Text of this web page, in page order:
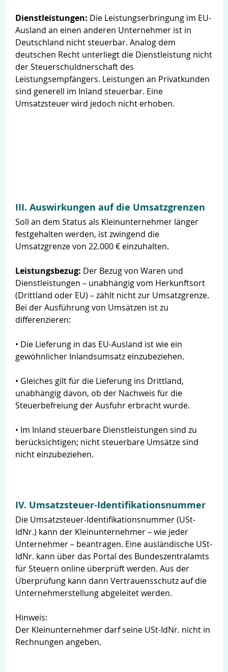
Dienstleistungen: Die Leistungserbringung im EU-
Ausland an einen anderen Unternehmer ist in
Deutschland nicht steuerbar. Analog dem
deutschen Recht unterliegt die Dienstleistung nicht
der Steuerschuldnerschaft des
Leistungsempfängers. Leistungen an Privatkunden
sind generell im Inland steuerbar. Eine
Umsatzsteuer wird jedoch nicht erhoben.
III. Auswirkungen auf die Umsatzgrenzen
Soll an dem Status als Kleinunternehmer länger
festgehalten werden, ist zwingend die
Umsatzgrenze von 22.000 € einzuhalten.
Leistungsbezug: Der Bezug von Waren und
Dienstleistungen – unabhängig vom Herkunftsort
(Drittland oder EU) – zählt nicht zur Umsatzgrenze.
Bei der Ausführung von Umsätzen ist zu
differenzieren:
• Die Lieferung in das EU-Ausland ist wie ein
gewöhnlicher Inlandsumsatz einzubeziehen.
• Gleiches gilt für die Lieferung ins Drittland,
unabhängig davon, ob der Nachweis für die
Steuerbefreiung der Ausfuhr erbracht wurde.
• Im Inland steuerbare Dienstleistungen sind zu
berücksichtigen; nicht steuerbare Umsätze sind
nicht einzubeziehen.
IV. Umsatzsteuer-Identifikationsnummer
Die Umsatzsteuer-Identifikationsnummer (USt-
IdNr.) kann der Kleinunternehmer – wie jeder
Unternehmer – beantragen. Eine ausländische USt-
IdNr. kann über das Portal des Bundeszentralamts
für Steuern online überprüft werden. Aus der
Überprüfung kann dann Vertrauensschutz auf die
Unternehmerstellung abgeleitet werden.
Hinweis:
Der Kleinunternehmer darf seine USt-IdNr. nicht in
Rechnungen angeben.